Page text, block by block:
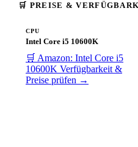
🛒 PREISE &
CPU
Intel Core i5 10600K
🛒 Amazon: Intel Core i5
10600K Verfügbarkeit &
Preise prüfen →